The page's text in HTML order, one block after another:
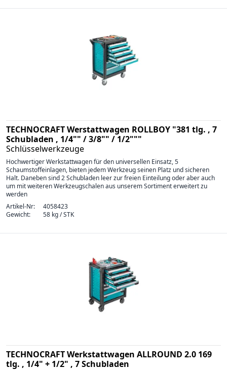
TECHNOCRAFT Werstattwagen ROLLBOY "381 tlg. , 7
Schubladen , 1/4"" / 3/8"" / 1/2"""
Schlüsselwerkzeuge
Hochwertiger Werkstattwagen für den universellen Einsatz, 5
Schaumstoffeinlagen, bieten jedem Werkzeug seinen Platz und sicheren
Halt. Daneben sind 2 Schubladen leer zur freien Einteilung oder aber auch
um mit weiteren Werkzeugschalen aus unserem Sortiment erweitert zu
werden
Artikel-Nr:
4058423
Gewicht:
58 kg / STK
TECHNOCRAFT Werkstattwagen ALLROUND 2.0 169
tlg. , 1/4" + 1/2" , 7 Schubladen